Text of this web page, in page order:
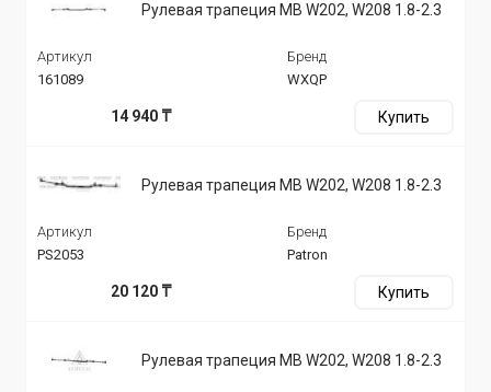
Рулевая трапеция MB W202, W208 1.8-2.3
Артикул
161089
Бренд
WXQP
14 940 ₸ Купить
Рулевая трапеция MB W202, W208 1.8-2.3
Артикул
PS2053
Бренд
Patron
20 120 ₸ Купить
Рулевая трапеция MB W202, W208 1.8-2.3